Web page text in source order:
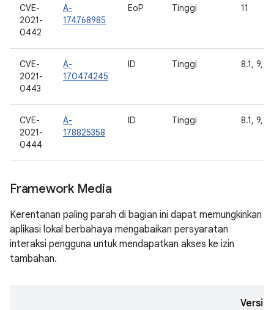
CVE-
2021-
0442
A-
174768985
EoP Tinggi 11
CVE-
2021-
0443
A-
170474245
ID Tinggi 8.1, 9,
CVE-
2021-
0444
A-
178825358
ID Tinggi 8.1, 9,
Framework Media
Kerentanan paling parah di bagian ini dapat memungkinkan
aplikasi lokal berbahaya mengabaikan persyaratan
interaksi pengguna untuk mendapatkan akses ke izin
tambahan.
Versi